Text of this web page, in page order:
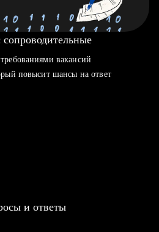
вакансий
повысит шансы на ответ
и ответы